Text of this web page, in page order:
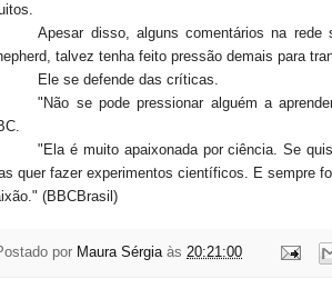
Apesar disso, alguns comentários na
talvez tenha feito pressão demais para
Ele se defende das críticas.
"Não se pode pressionar alguém a
"Ela é muito apaixonada por ciência. Se
quer fazer experimentos científicos. E sempre
(BBCBrasil)
por Maura Sérgia às 20:21:00